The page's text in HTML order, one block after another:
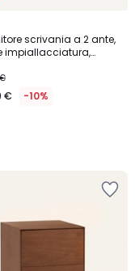
scrivania a 2 ante,
impiallacciatura,
€ -10%